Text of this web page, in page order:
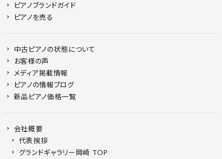
ピアノブランドガイド
ピアノを売る
中古ピアノの状態について
お客様の声
メディア掲載情報
ピアノの情報ブログ
新品ピアノ価格一覧
会社概要
代表挨拶
グランドギャラリー岡崎 TOP